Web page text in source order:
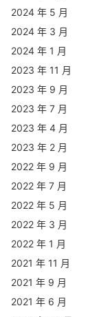
2024 年 5 月
2024 年 3 月
2024 年 1 月
2023 年 11 月
2023 年 9 月
2023 年 7 月
2023 年 4 月
2023 年 2 月
2022 年 9 月
2022 年 7 月
2022 年 5 月
2022 年 3 月
2022 年 1 月
2021 年 11 月
2021 年 9 月
2021 年 6 月